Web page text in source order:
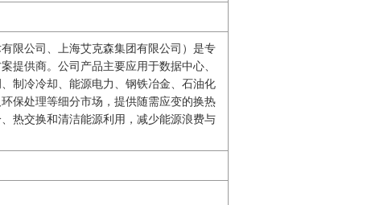
限公司、上海艾克森集团有限公司）是专
提供商。公司产品主要应用于数据中心、
制冷冷却、能源电力、钢铁冶金、石油化
保处理等细分市场，提供随需应变的换热
热交换和清洁能源利用，减少能源浪费与